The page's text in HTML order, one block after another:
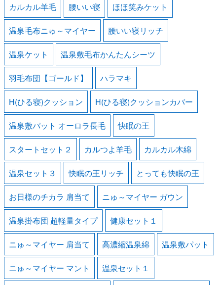
カルカル羊毛 腰いい寝 ほほ笑みケット
温泉毛布ニゅ～マイヤー 腰いい寝リッチ
温泉ケット 温泉敷毛布かんたんシーツ
羽毛布団【ゴールド】 ハラマキ
H(ひる寝)クッション H(ひる寝)クッションカバー
温泉敷パット オーロラ長毛 快眠の王
スタートセット２ カルつよ羊毛 カルカル木綿
温泉セット３ 快眠の王リッチ とっても快眠の王
お日様のチカラ 肩当て ニゅ～マイヤー ガウン
温泉掛布団 超軽量タイプ 健康セット１
ニゅ～マイヤー 肩当て 高濃縮温泉綿 温泉敷パット
ニゅ～マイヤー マント 温泉セット１